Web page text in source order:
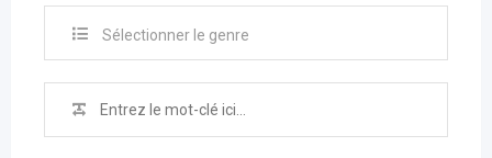
Sélectionner le genre